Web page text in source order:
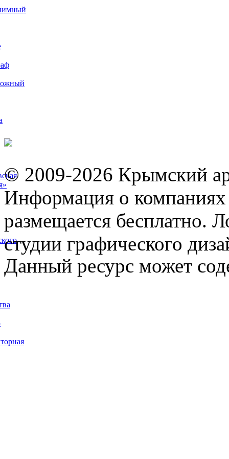
© 2009-2026 Крымский
Информация о компаниях
размещается бесплатно.
студии графического
Данный ресурс может